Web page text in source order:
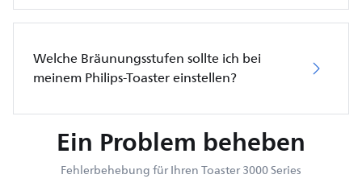
Welche Bräunungsstufen sollte ich bei
meinem Philips-Toaster einstellen?
Ein Problem beheben
Fehlerbehebung für Ihren Toaster 3000 Series